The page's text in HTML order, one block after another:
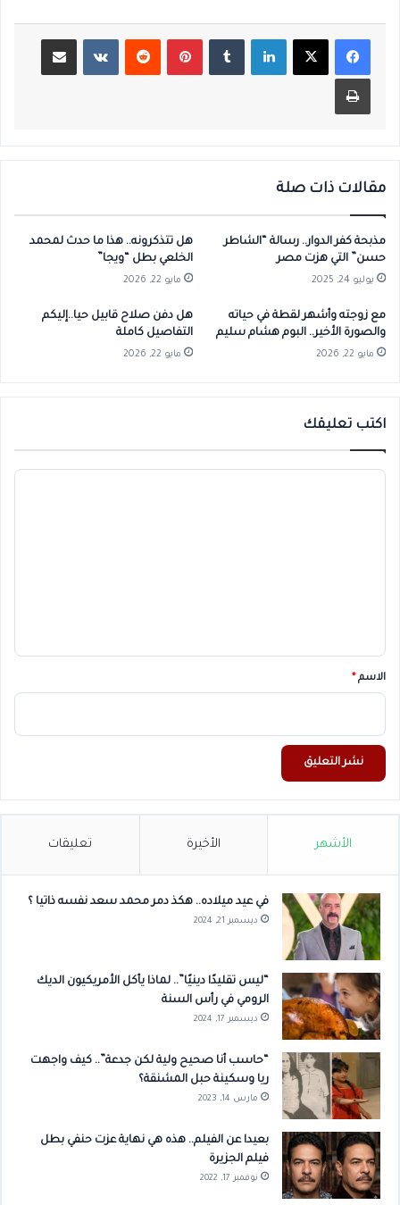
لينكدإن بينتيريست مشاركة عبر البريد
طباعة
مقالات ذات صلة
مذبحة كفر الدوار.. رسالة “الشاطر
حسن” التي هزت مصر
يوليو 24, 2025
هل تتذكرونه.. هذا ما حدث لمحمد
الخلعي بطل “ويجا”
مايو 22, 2026
مع زوجته وأشهر لقطة في حياته
والصورة الأخير.. البوم هشام سليم
مايو 22, 2026
هل دفن صلاح قابيل حيا..إليكم
التفاصيل كاملة
مايو 22, 2026
اكتب تعليقك
*
الاسم *
الأشهر الأخيرة تعليقات
في عيد ميلاده.. هكذ دمر محمد سعد نفسه ذاتيا ؟
ديسمبر 21, 2024
“ليس تقليدًا دينيًا”.. لماذا يأكل الأمريكيون الديك
الرومي في رأس السنة
ديسمبر 17, 2024
“حاسب أنا صحيح ولية لكن جدعة”.. كيف واجهت
ريا وسكينة حبل المشنقة؟
مارس 14, 2023
بعيدا عن الفيلم.. هذه هي نهاية عزت حنفي بطل
فيلم الجزيرة
نوفمبر 17, 2022